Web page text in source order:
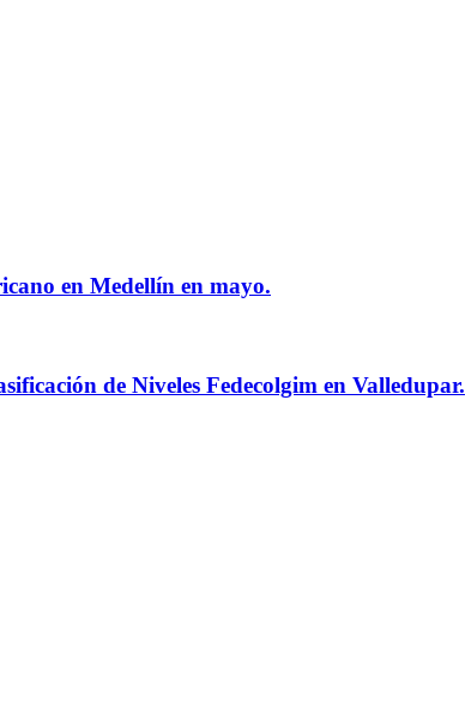
en Medellín en mayo.
de Niveles Fedecolgim en Valledupar.